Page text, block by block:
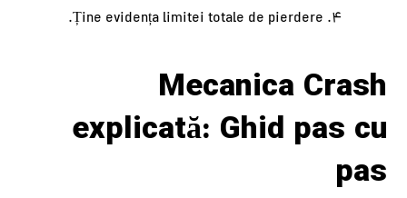
Ține evidența limitei totale de pierdere.
Mecanica Crash
explicată: Ghid pas cu
pas